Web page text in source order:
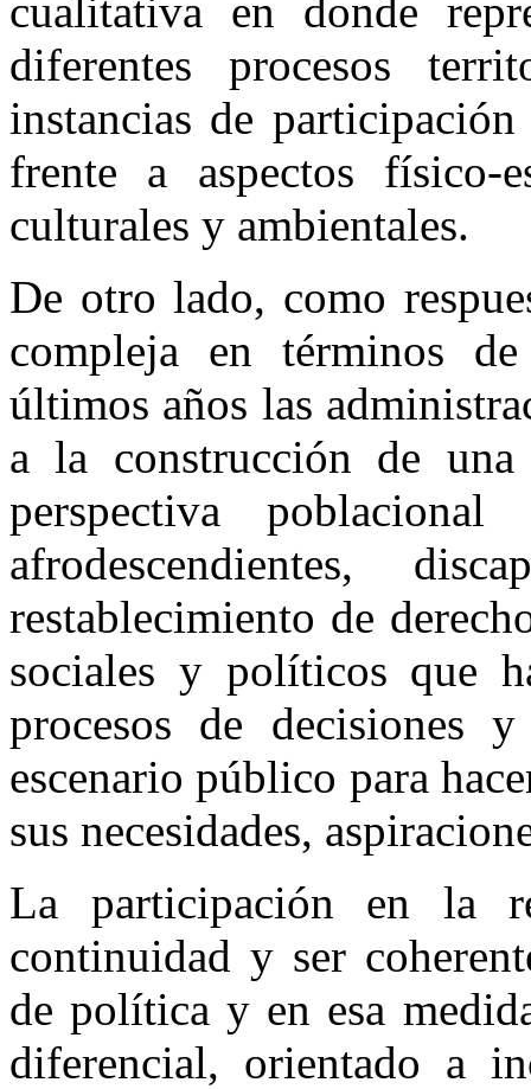
cualitativa en donde
diferentes procesos
instancias de
frente a aspectos físico-
culturales y ambientales.
De otro lado, como
compleja en términos de
últimos años las
a la construcción de
perspectiva
afrodescendientes,
restablecimiento de
sociales y políticos que
procesos de decisiones
escenario público para
sus necesidades,
La participación en la
continuidad y ser
de política y en esa
diferencial, orientado a